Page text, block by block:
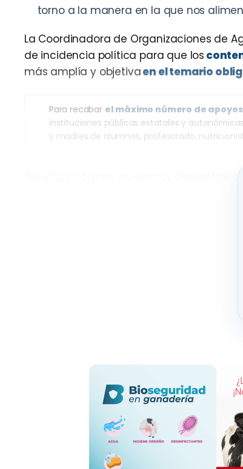
torno a la manera en la que nos
La Coordinadora de Organizaciones de
de incidencia política para que los
más amplía y objetivaen el temario
Para recabar el máximo número de
instituciones públicas estatales y
y madres de alumnos, profesorado,
“En estas páginas queremos demostrar
invisibles en los contenidos que se
científicos, procedentes de las ciencias
escolar debe reconocer al sector
social y medioambiental de un país
ciudadanía disponga de la mejor y más
alimentación y eso pasa con una
Las tres temáticas que constituyen
papel muy importante en la
equipo de expertos, ha realizado un
enseñanza obligatoria.
Por una parte,se han analizado los
Secundaria y Bachillerato y su